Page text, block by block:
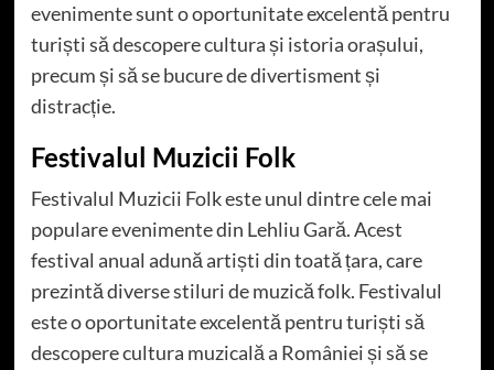
evenimente sunt o oportunitate excelentă pentru
turiști să descopere cultura și istoria orașului,
precum și să se bucure de divertisment și
distracție.
Festivalul Muzicii Folk
Festivalul Muzicii Folk este unul dintre cele mai
populare evenimente din Lehliu Gară. Acest
festival anual adună artiști din toată țara, care
prezintă diverse stiluri de muzică folk. Festivalul
este o oportunitate excelentă pentru turiști să
descopere cultura muzicală a României și să se